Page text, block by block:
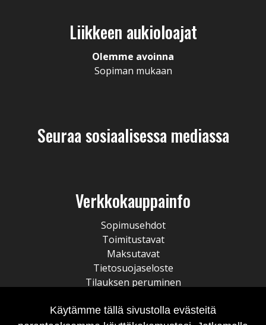
Liikkeen aukioloajat
Olemme avoinna
Sopiman mukaan
Seuraa sosiaalisessa mediassa
Verkkokauppainfo
Sopimusehdot
Toimitustavat
Maksutavat
Tietosuojaseloste
Tilauksen peruminen
Käytämme tällä sivustolla evästeitä